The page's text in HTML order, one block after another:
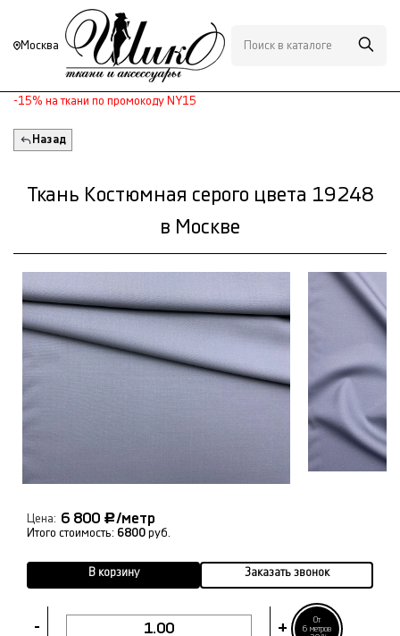
Москва
-15% на ткани по промокоду NY15
Назад
Ткань Костюмная серого цвета 19248
в Москве
- +
От
6 метров
Цена: 6 800 Р/метр
Итого стоимость: 6800 руб.
В корзину Заказать звонок